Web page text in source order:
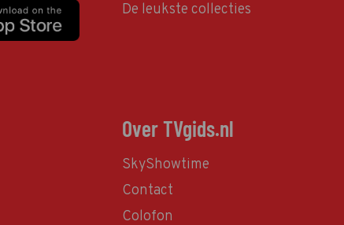
De leukste collecties
Over TVgids.nl
SkyShowtime
Contact
Colofon